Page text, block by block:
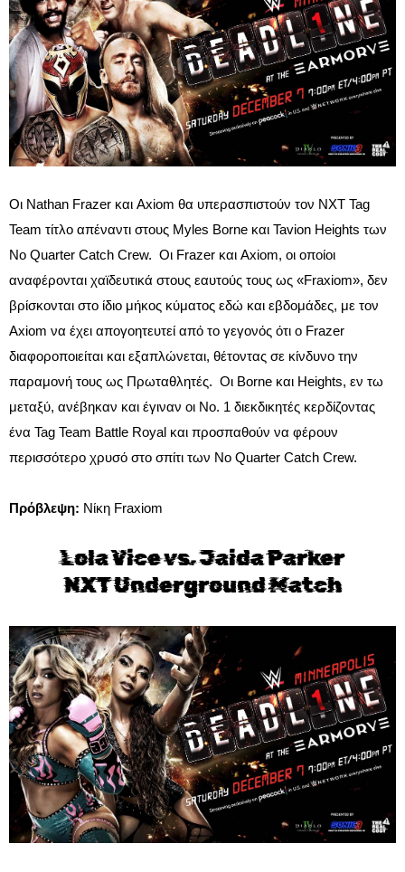
Οι Nathan Frazer και Axiom θα υπερασπιστούν τον NXT Tag
Team τίτλο απέναντι στους Myles Borne και Tavion Heights των
No Quarter Catch Crew. Οι Frazer και Axiom, οι οποίοι
αναφέρονται χαϊδευτικά στους εαυτούς τους ως «Fraxiom», δεν
βρίσκονται στο ίδιο μήκος κύματος εδώ και εβδομάδες, με τον
Axiom να έχει απογοητευτεί από το γεγονός ότι ο Frazer
διαφοροποιείται και εξαπλώνεται, θέτοντας σε κίνδυνο την
παραμονή τους ως Πρωταθλητές. Οι Borne και Heights, εν τω
μεταξύ, ανέβηκαν και έγιναν οι Νο. 1 διεκδικητές κερδίζοντας
ένα Tag Team Battle Royal και προσπαθούν να φέρουν
περισσότερο χρυσό στο σπίτι των No Quarter Catch Crew.
Πρόβλεψη: Νίκη Fraxiom
Lola Vice vs. Jaida Parker
NXT Underground Match